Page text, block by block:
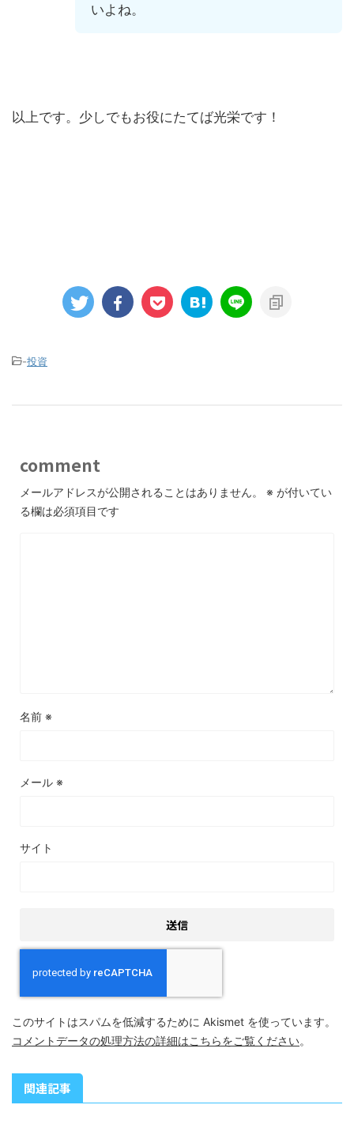
いよね。
以上です。少しでもお役にたてば光栄です！
-投資
comment
メールアドレスが公開されることはありません。 ※ が付いてい
る欄は必須項目です
名前 ※
メール ※
サイト
このサイトはスパムを低減するために Akismet を使っています。
コメントデータの処理方法の詳細はこちらをご覧ください。
関連記事